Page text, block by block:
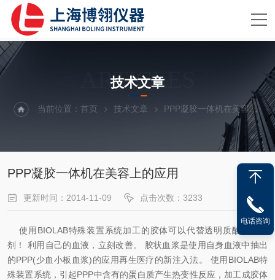
ARTICLES
技术文章
当前位置：首页 技术文章 PPP凝胶一体机在美容上的应用
PPP凝胶一体机在美容上的应用
更新时间：2014-11-09 点击次数：3233
使用BIOLAB特殊装置系统加工的胶体可以代替透明质酸的注入
剂！ 利用自己的血液，立刻改善。
胶状血浆是使用自身血液中抽出
的PPP(少血小板血浆)的应用再生医疗的新注入法。
使用BIOLAB特
殊装置系统，引起PPP中含有的蛋白质产生热变性反应，加工成胶体
电话咨询